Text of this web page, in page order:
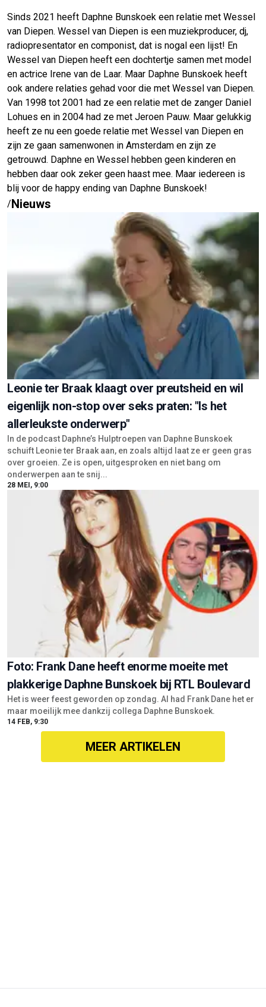
Sinds 2021 heeft Daphne Bunskoek een relatie met Wessel
van Diepen. Wessel van Diepen is een muziekproducer, dj,
radiopresentator en componist, dat is nogal een lijst! En
Wessel van Diepen heeft een dochtertje samen met model
en actrice Irene van de Laar. Maar Daphne Bunskoek heeft
ook andere relaties gehad voor die met Wessel van Diepen.
Van 1998 tot 2001 had ze een relatie met de zanger Daniel
Lohues en in 2004 had ze met Jeroen Pauw. Maar gelukkig
heeft ze nu een goede relatie met Wessel van Diepen en
zijn ze gaan samenwonen in Amsterdam en zijn ze
getrouwd. Daphne en Wessel hebben geen kinderen en
hebben daar ook zeker geen haast mee. Maar iedereen is
blij voor de happy ending van Daphne Bunskoek!
/Nieuws
Leonie ter Braak klaagt over preutsheid en wil
eigenlijk non-stop over seks praten: "Is het
allerleukste onderwerp"
In de podcast Daphne’s Hulptroepen van Daphne Bunskoek
schuift Leonie ter Braak aan, en zoals altijd laat ze er geen gras
over groeien. Ze is open, uitgesproken en niet bang om
onderwerpen aan te snij...
28 MEI, 9:00
Foto: Frank Dane heeft enorme moeite met
plakkerige Daphne Bunskoek bij RTL Boulevard
Het is weer feest geworden op zondag. Al had Frank Dane het er
maar moeilijk mee dankzij collega Daphne Bunskoek.
14 FEB, 9:30
MEER ARTIKELEN